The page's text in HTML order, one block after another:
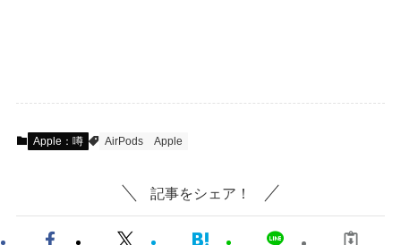
Apple：噂 AirPods Apple
記事をシェア！